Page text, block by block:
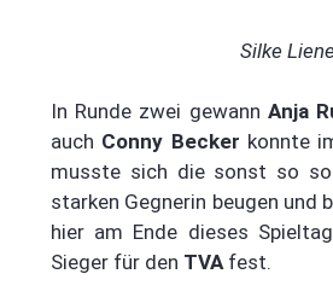
Silke
In Runde zwei gewann Anja
auch Conny Becker konnte
musste sich die sonst so
starken Gegnerin beugen und
hier am Ende dieses
Sieger für den TVAfest.